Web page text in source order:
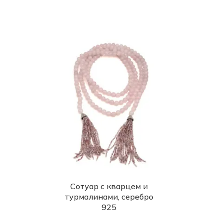
Сотуар с кварцем и
турмалинами, серебро
925